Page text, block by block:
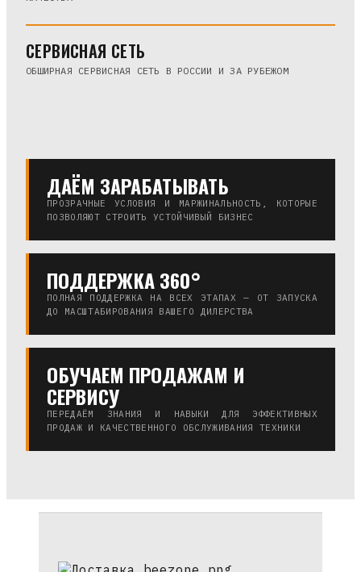
СЕРВИСНАЯ СЕТЬ
ОБШИРНАЯ СЕРВИСНАЯ СЕТЬ В РОССИИ И ЗА РУБЕЖОМ
ДАЁМ ЗАРАБАТЫВАТЬ
ПРОЗРАЧНЫЕ УСЛОВИЯ И МАРЖИНАЛЬНОСТЬ, КОТОРЫЕ
ПОЗВОЛЯЮТ СТРОИТЬ УСТОЙЧИВЫЙ БИЗНЕС
ПОДДЕРЖКА 360°
ПОЛНАЯ ПОДДЕРЖКА НА ВСЕХ ЭТАПАХ — ОТ ЗАПУСКА
ДО МАСШТАБИРОВАНИЯ ВАШЕГО ДИЛЕРСТВА
ОБУЧАЕМ ПРОДАЖАМ И
СЕРВИСУ
ПЕРЕДАЁМ ЗНАНИЯ И НАВЫКИ ДЛЯ ЭФФЕКТИВНЫХ
ПРОДАЖ И КАЧЕСТВЕННОГО ОБСЛУЖИВАНИЯ ТЕХНИКИ